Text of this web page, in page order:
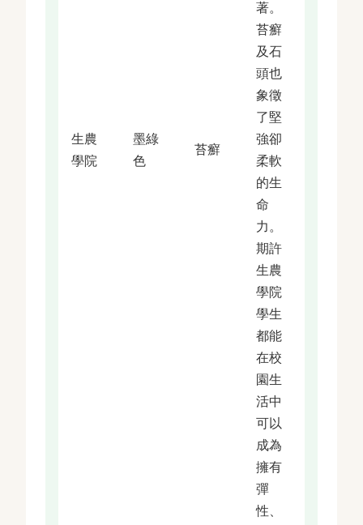
生農
學院
墨綠
色
苔癬
著。
苔癬
及石
頭也
象徵
了堅
強卻
柔軟
的生
命
力。
期許
生農
學院
學生
都能
在校
園生
活中
可以
成為
擁有
彈
性、